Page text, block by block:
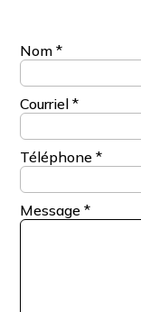
Nom*
Courriel*
Téléphone*
Message*